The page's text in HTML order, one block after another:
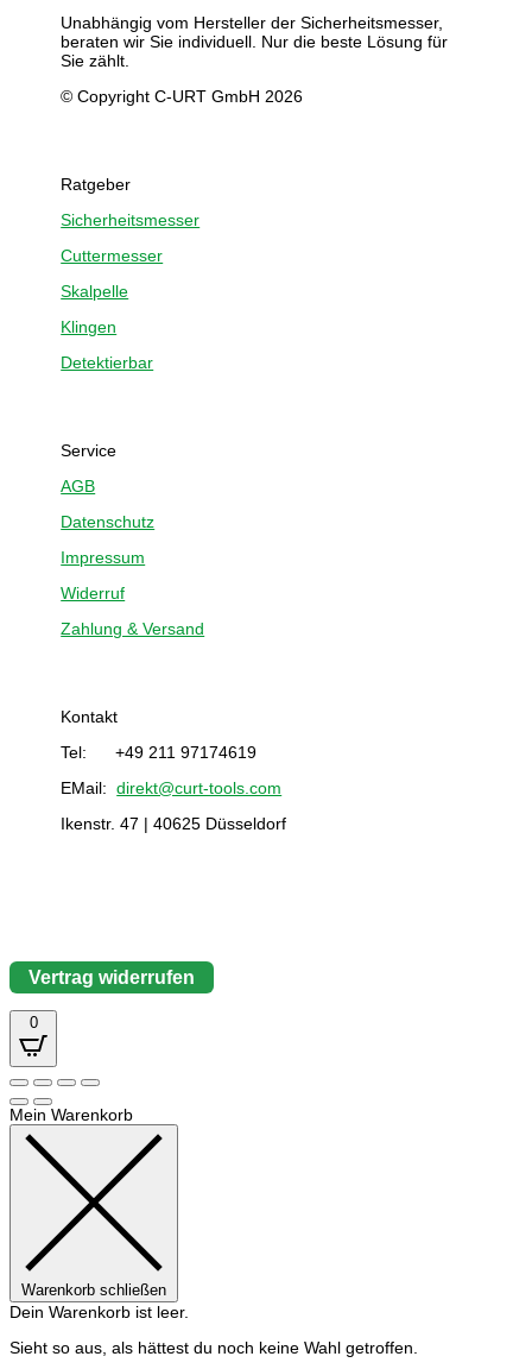
Unabhängig vom Hersteller der Sicherheitsmesser,
beraten wir Sie individuell. Nur die beste Lösung für
Sie zählt.
© Copyright C-URT GmbH 2026
Ratgeber
Sicherheitsmesser
Cuttermesser
Skalpelle
Klingen
Detektierbar
Service
AGB
Datenschutz
Impressum
Widerruf
Zahlung & Versand
Kontakt
Tel: +49 211 97174619
EMail:direkt@curt-tools.com
Ikenstr. 47 | 40625 Düsseldorf
Vertrag widerrufen
0
Mein Warenkorb
Warenkorb schließen
Dein Warenkorb ist leer.
Sieht so aus, als hättest du noch keine Wahl getroffen.